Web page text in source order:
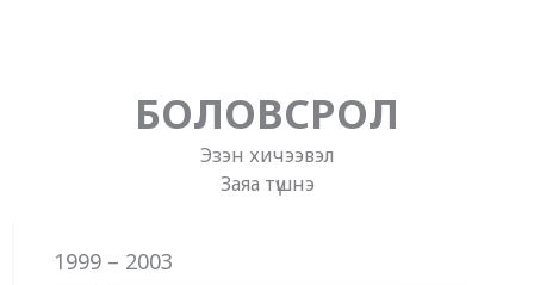
БОЛОВСРОЛ
Эзэн хичээвэл
Заяа түшнэ
1999 – 2003